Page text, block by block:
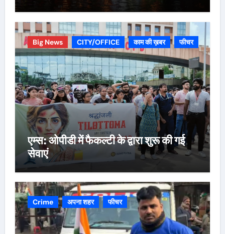
Big News CITY/OFFICE काम की ख़बर फीचर
एम्स: ओपीडी में फैकल्टी के द्वारा शुरू की गई
सेवाएं
Crime अपना शहर फीचर